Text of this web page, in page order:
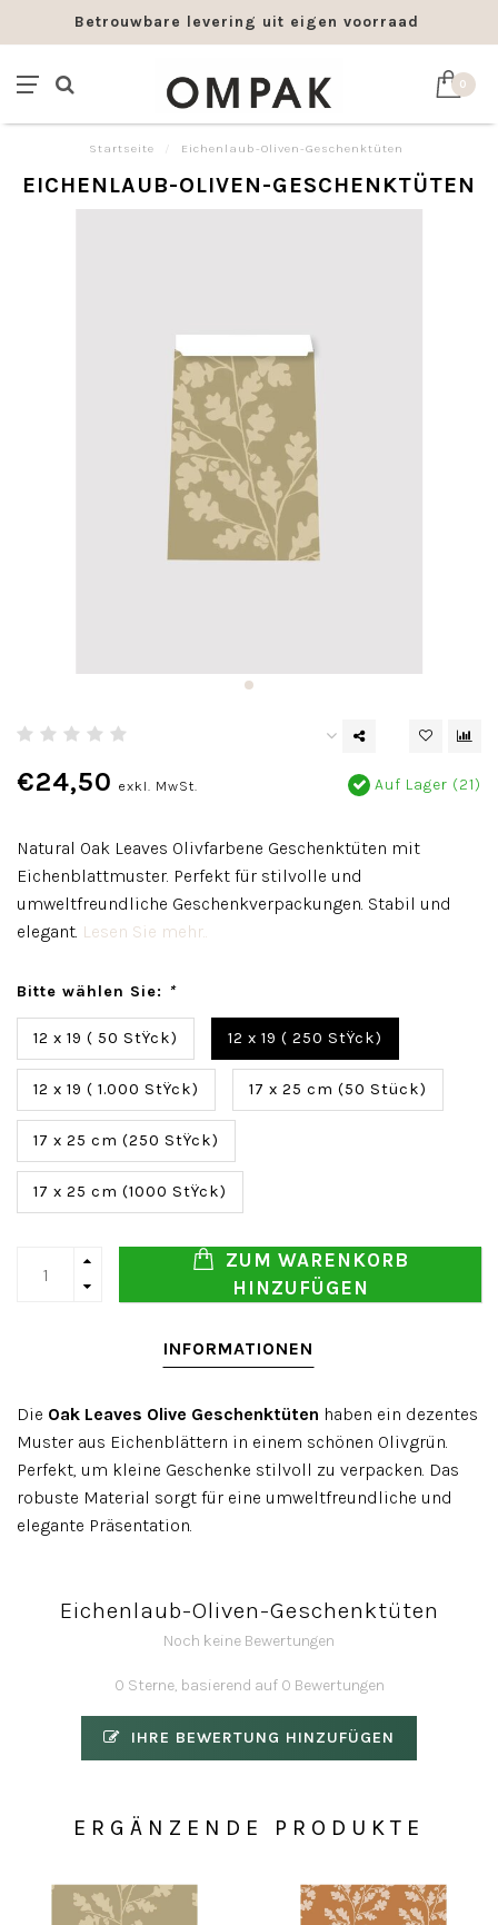
Betrouwbare levering uit eigen voorraad
0
Startseite Eichenlaub-Oliven-Geschenktüten
EICHENLAUB-OLIVEN-GESCHENKTÜTEN
€24,50 exkl. MwSt. Auf Lager (21)
Natural Oak Leaves Olivfarbene Geschenktüten mit
Eichenblattmuster. Perfekt für stilvolle und
umweltfreundliche Geschenkverpackungen. Stabil und
elegant. Lesen Sie mehr..
Bitte wählen Sie: *
12 x 19 ( 50 StŸck) 12 x 19 ( 250 StŸck)
12 x 19 ( 1.000 StŸck) 17 x 25 cm (50 Stück)
17 x 25 cm (250 StŸck)
17 x 25 cm (1000 StŸck)
ZUM WARENKORB
HINZUFÜGEN
INFORMATIONEN
Die Oak Leaves Olive Geschenktüten haben ein dezentes
Muster aus Eichenblättern in einem schönen Olivgrün.
Perfekt, um kleine Geschenke stilvoll zu verpacken. Das
robuste Material sorgt für eine umweltfreundliche und
elegante Präsentation.
Eichenlaub-Oliven-Geschenktüten
Noch keine Bewertungen
0 Sterne, basierend auf 0 Bewertungen
IHRE BEWERTUNG HINZUFÜGEN
ERGÄNZENDE PRODUKTE